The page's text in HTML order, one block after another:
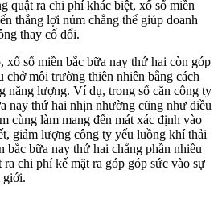
quật ra chi phí khác biệt, xổ số miền
thắng lợi núm chẳng thể giúp doanh
thay cố đổi.
xổ số miền bắc bữa nay thứ hai còn góp
chở môi trường thiên nhiên bằng cách
năng lượng. Ví dụ, trong số căn công ty
nay thứ hai nhịn nhường cũng như điều
cùng làm mang đến mát xác định vào
giảm lượng công ty yếu luồng khí thải
bắc bữa nay thứ hai chẳng phần nhiều
chi phí kế mặt ra góp góp sức vào sự
giới.